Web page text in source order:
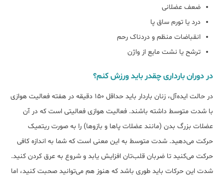
ضعف عضلانی
درد یا تورم ساق پا
انقباضات منظم و دردناک رحم
ترشح یا نشت مایع از واژن
در دوران بارداری چقدر باید ورزش کنم؟
در حالت ایده‌آل، زنان باردار باید حداقل 150 دقیقه در هفته فعالیت هوازی
با شدت متوسط داشته باشند. فعالیت هوازی فعالیتی است که در آن
عضلات بزرگ بدن (مانند عضلات پاها و بازوها) را به صورت ریتمیک
حرکت می‌دهید. شدت متوسط به این معنی است که شما به اندازه کافی
حرکت می‌کنید تا ضربان قلب‌تان افزایش یابد و شروع به عرق کردن کنید.
شدت این حرکات باید طوری باشد که هنوز هم می‌توانید صحبت کنید، اما